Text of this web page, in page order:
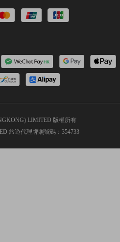
LIMITED 版權所有
旅遊代理牌照號碼：354733